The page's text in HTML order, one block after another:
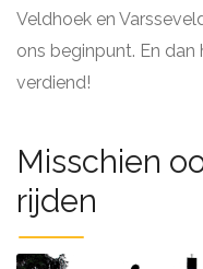
Veldhoek en
ons beginpunt. En dan
verdiend!
Misschien
rijden